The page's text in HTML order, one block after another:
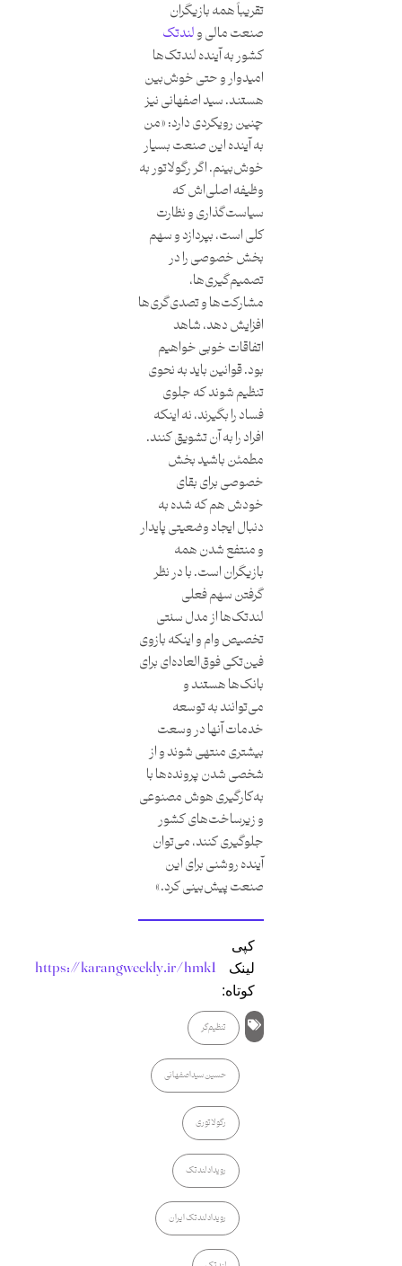
تقریباً همه بازیگران
صنعت مالی ولندتک
کشور به آینده لندتک‌ها
امیدوار و حتی خوش‌بین
هستند. سید اصفهانی نیز
چنین رویکردی دارد: «من
به آینده این صنعت بسیار
خوش‌بینم. اگر رگولاتور به
وظیفه اصلی‌اش که
سیاست‌گذاری و نظارت
کلی است، بپردازد و سهم
بخش خصوصی را در
تصمیم‌گیری‌ها،
مشارکت‌ها و تصدی‌گری‌ها
افزایش دهد، شاهد
اتفاقات خوبی خواهیم
بود. قوانین باید به نحوی
تنظیم‌ شوند که جلوی
فساد را بگیرند،‌ نه اینکه
افراد را به آن تشویق کنند.
مطمئن باشید بخش
خصوصی برای بقای
خودش هم که شده به
دنبال ایجاد وضعیتی پایدار
و منتفع شدن همه
بازیگران است. با در نظر
گرفتن سهم فعلی
لندتک‌ها از مدل سنتی
تخصیص وام و اینکه بازوی
فین‌تکی فوق‌العاده‌ای برای
بانک‌ها هستند و
می‌توانند به توسعه
خدمات آنها در وسعت
بیشتری منتهی شوند و از
شخصی شدن پرونده‌ها با
به‌کارگیری هوش مصنوعی
و زیرساخت‌های کشور
جلوگیری کنند، می‌توان
آینده روشنی برای این
صنعت پیش‌بینی کرد.»
کپی
لینک
کوتاه:
https://karangweekly.ir/hmk1
تنظیم‌گر
حسین سیداصفهانی
رگولاتوری
رویداد لندتک
رویداد لندتک ایران